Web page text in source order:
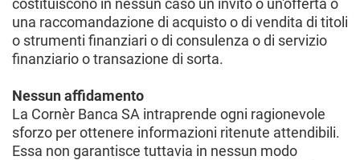
costituiscono in nessun caso un invito o un'offerta o
una raccomandazione di acquisto o di vendita di titoli
o strumenti finanziari o di consulenza o di servizio
finanziario o transazione di sorta.
Nessun affidamento
La Cornèr Banca SA intraprende ogni ragionevole
sforzo per ottenere informazioni ritenute attendibili.
Essa non garantisce tuttavia in nessun modo